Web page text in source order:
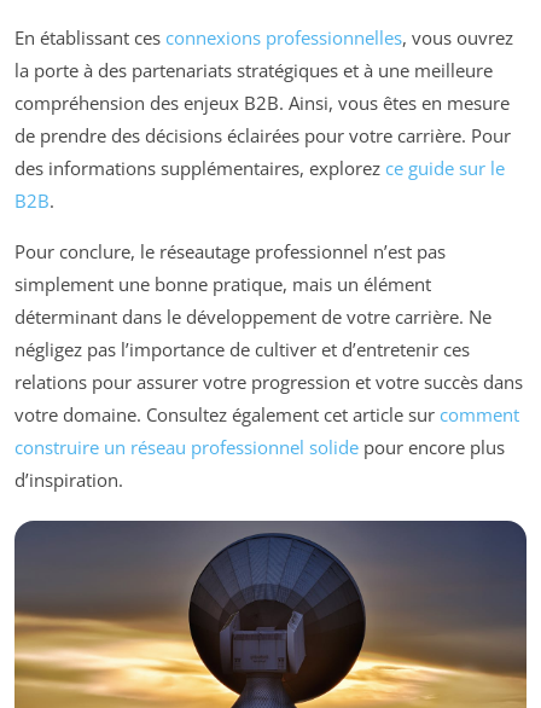
En établissant ces connexions professionnelles, vous ouvrez
la porte à des partenariats stratégiques et à une meilleure
compréhension des enjeux B2B. Ainsi, vous êtes en mesure
de prendre des décisions éclairées pour votre carrière. Pour
des informations supplémentaires, explorez ce guide sur le
B2B.
Pour conclure, le réseautage professionnel n’est pas
simplement une bonne pratique, mais un élément
déterminant dans le développement de votre carrière. Ne
négligez pas l’importance de cultiver et d’entretenir ces
relations pour assurer votre progression et votre succès dans
votre domaine. Consultez également cet article sur comment
construire un réseau professionnel solide pour encore plus
d’inspiration.